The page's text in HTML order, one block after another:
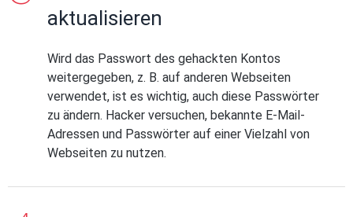
aktualisieren
Wird das Passwort des gehackten Kontos
weitergegeben, z. B. auf anderen Webseiten
verwendet, ist es wichtig, auch diese Passwörter
zu ändern. Hacker versuchen, bekannte E-Mail-
Adressen und Passwörter auf einer Vielzahl von
Webseiten zu nutzen.